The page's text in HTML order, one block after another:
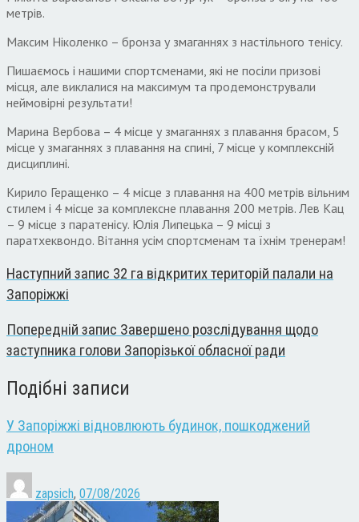
метрів.
Максим Ніколенко – бронза у змаганнях з настільного тенісу.
Пишаємось і нашими спортсменами, які не посіли призові
місця, але виклалися на максимум та продемонстрували
неймовірні результати!
Марина Вербова – 4 місце у змаганнях з плавання брасом, 5
місце у змаганнях з плавання на спині, 7 місце у комплексній
дисциплині.
Кирило Геращенко – 4 місце з плавання на 400 метрів вільним
стилем і 4 місце за комплексне плавання 200 метрів. Лев Кац
– 9 місце з паратенісу. Юлія Липецька – 9 місці з
паратхеквондо. Вітання усім спортсменам та їхнім тренерам!
Наступний запис 32 га відкритих територій палали на
Запоріжжі
Попередній запис Завершено розслідування щодо
заступника голови Запорізької обласної ради
Подібні записи
У Запоріжжі відновлюють будинок, пошкоджений
дроном
zapsich, 07/08/2026